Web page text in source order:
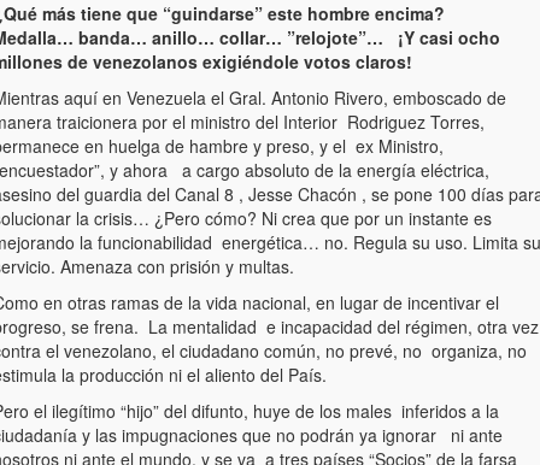
más tiene que “guindarse” este hombre encima?
banda… anillo… collar… ”relojote”… ¡Y casi ocho
de venezolanos exigiéndole votos claros!
aquí en Venezuela el Gral. Antonio Rivero, emboscado de
traicionera por el ministro del Interior Rodriguez Torres,
en huelga de hambre y preso, y el ex Ministro,
y ahora a cargo absoluto de la energía eléctrica,
del guardia del Canal 8 , Jesse Chacón , se pone 100 días
la crisis… ¿Pero cómo? Ni crea que por un instante es
la funcionabilidad energética… no. Regula su uso. Limita su
Amenaza con prisión y multas.
en otras ramas de la vida nacional, en lugar de incentivar el
se frena. La mentalidad e incapacidad del régimen, otra vez
el venezolano, el ciudadano común, no prevé, no organiza, no
la producción ni el aliento del País.
el ilegítimo “hijo” del difunto, huye de los males inferidos a la
y las impugnaciones que no podrán ya ignorar ni ante
ni ante el mundo, y se va a tres países “Socios” de la farsa